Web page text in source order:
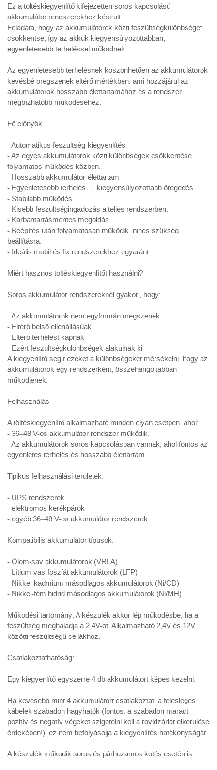
Ez a töltéskiegyenlítő kifejezetten soros kapcsolású
akkumulátor rendszerekhez készült.
Feladata, hogy az akkumulátorok közti feszültségkülönbséget
csökkentse, így az akkuk kiegyensúlyozottabban,
egyenletesebb terheléssel működnek.
Az egyenletesebb terhelésnek köszönhetően az akkumulátorok
kevésbé öregszenek eltérő mértékben, ami hozzájárul az
akkumulátorok hosszabb élettartamához és a rendszer
megbízhatóbb működéséhez.
Fő előnyök
- Automatikus feszültség-kiegyenlítés
- Az egyes akkumulátorok közti különbségek csökkentése
folyamatos működés közben.
- Hosszabb akkumulátor-élettartam
- Egyenletesebb terhelés → kiegyensúlyozottabb öregedés.
- Stabilabb működés
- Kisebb feszültségingadozás a teljes rendszerben.
- Karbantartásmentes megoldás
- Beépítés után folyamatosan működik, nincs szükség
beállításra.
- Ideális mobil és fix rendszerekhez egyaránt.
Miért hasznos töltéskiegyenlítőt használni?
Soros akkumulátor rendszereknél gyakori, hogy:
- Az akkumulátorok nem egyformán öregszenek
- Eltérő belső ellenállásúak
- Eltérő terhelést kapnak
- Ezért feszültségkülönbségek alakulnak ki
A kiegyenlítő segít ezeket a különbségeket mérsékelni, hogy az
akkumulátorok egy rendszerként, összehangoltabban
működjenek.
Felhasználás
A töltéskiegyenlítő alkalmazható minden olyan esetben, ahol:
- 36–48 V-os akkumulátor rendszer működik.
- Az akkumulátorok soros kapcsolásban vannak, ahol fontos az
egyenletes terhelés és hosszabb élettartam
Tipikus felhasználási területek:
- UPS rendszerek
- elektromos kerékpárok
- egyéb 36–48 V-os akkumulátor rendszerek
Kompatibilis akkumulátor típusok:
- Ólom-sav akkumulátorok (VRLA)
- Lítium-vas-foszfát akkumulátorok (LFP)
- Nikkel-kadmium másodlagos akkumulátorok (Ni/CD)
- Nikkel-fém hidrid másodlagos akkumulátorok (Ni/MH)
Működési tartomány: A készülék akkor lép működésbe, ha a
feszültség meghaladja a 2,4V-ot. Alkalmazható 2,4V és 12V
közötti feszültségű cellákhoz.
Csatlakoztathatóság:
Egy kiegyenlítő egyszerre 4 db akkumulátort képes kezelni.
Ha kevesebb mint 4 akkumulátort csatlakoztat, a felesleges
kábelek szabadon hagyhatók (fontos: a szabadon maradt
pozitív és negatív végeket szigetelni kell a rövidzárlat elkerülése
érdekében!), ez nem befolyásolja a kiegyenlítés hatékonyságát.
A készülék működik soros és párhuzamos kötés esetén is.